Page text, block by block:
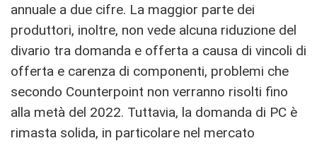
annuale a due cifre. La maggior parte dei
produttori, inoltre, non vede alcuna riduzione del
divario tra domanda e offerta a causa di vincoli di
offerta e carenza di componenti, problemi che
secondo Counterpoint non verranno risolti fino
alla metà del 2022. Tuttavia, la domanda di PC è
rimasta solida, in particolare nel mercato